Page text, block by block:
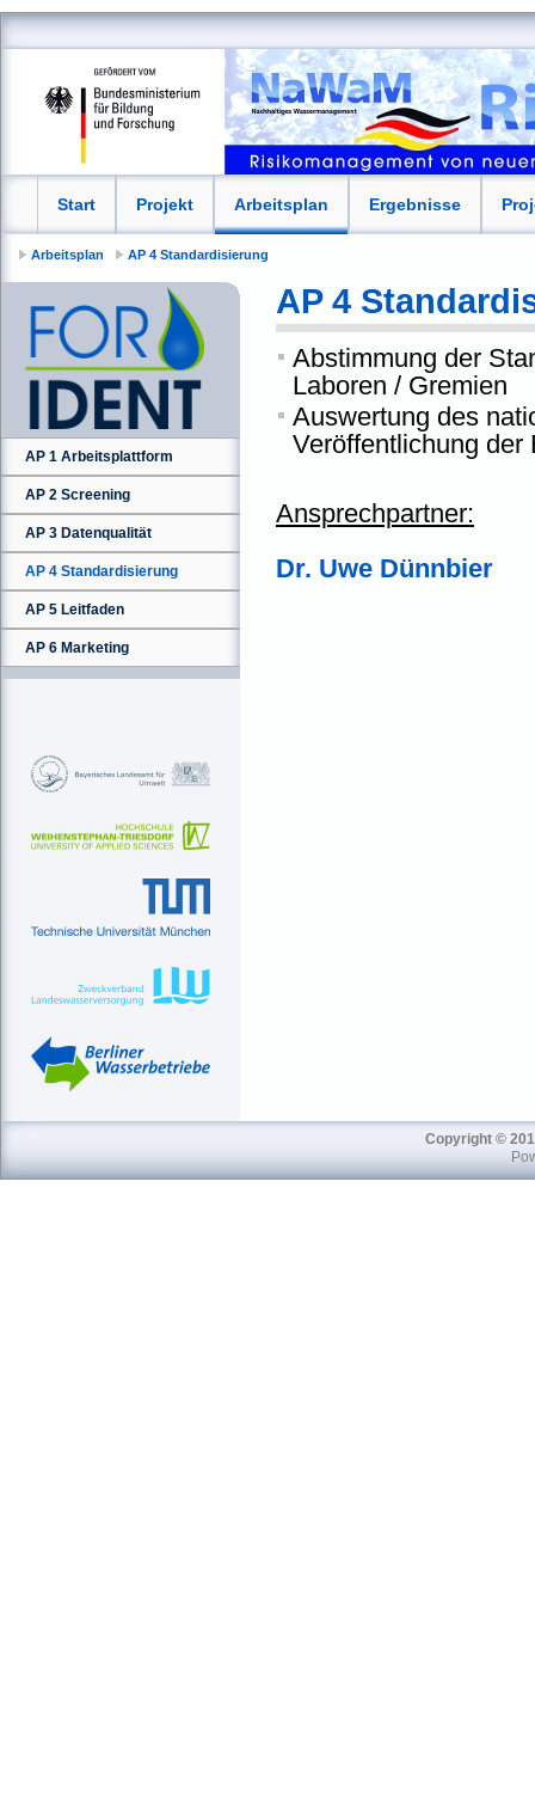
Start Projekt Arbeitsplan Ergebnisse
Arbeitsplan AP 4 Standardisierung
AP 1 Arbeitsplattform
AP 2 Screening
AP 3 Datenqualität
AP 4 Standardisierung
AP 5 Leitfaden
AP 6 Marketing
AP 4
Abstimmung der
Laboren / Gremien
Auswertung des
Veröffentlichung der
Ansprechpartner:
Dr. Uwe Dünnbier
Copyright ©